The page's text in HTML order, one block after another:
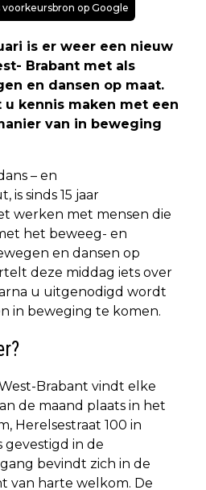
voorkeursbron op Google
is er weer een nieuw
Brabant met als
en dansen op maat.
kennis maken met een
van in beweging
– en
is sinds 15 jaar
werken met mensen die
het beweeg- en
en dansen op
deze middag iets over
u uitgenodigd wordt
in beweging te komen.
Brabant vindt elke
de maand plaats in het
Herelsestraat 100 in
gevestigd in de
bevindt zich in de
van harte welkom. De